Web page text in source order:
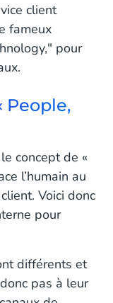
client
fameux
pour
People,
concept de «
l’humain au
Voici donc
pour
différents et
pas à leur